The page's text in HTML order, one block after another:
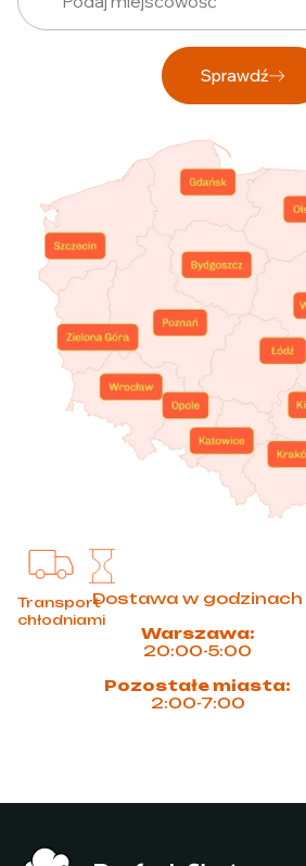
Sprawdź
Transport
chłodniami
Dostawa w godzinach
Warszawa:
20:00-5:00
Pozostałe miasta:
2:00-7:00